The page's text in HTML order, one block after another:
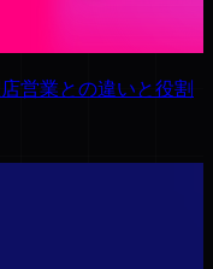
営業との違いと役割